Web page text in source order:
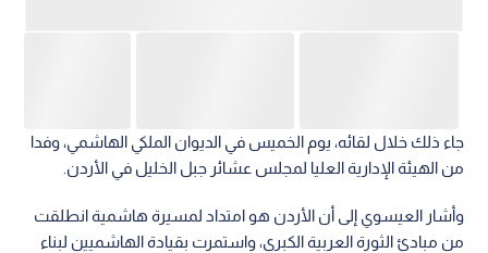
جاء ذلك خلال لقائه، يوم الخميس في الديوان الملكي الهاشمي، وفدا
من الهيئة الإدارية العليا لمجلس عشائر جبل الخليل في الأردن.
وأشار العيسوي إلى أن الأردن هو امتداد لمسيرة هاشمية انطلقت
من مبادئ الثورة العربية الكبرى، واستمرت بقيادة الهاشميين لبناء